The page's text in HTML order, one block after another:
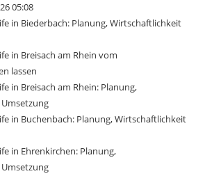
05:08
in Biederbach: Planung, Wirtschaftlichkeit
in Breisach am Rhein vom
lassen
in Breisach am Rhein: Planung,
in Buchenbach: Planung, Wirtschaftlichkeit
in Ehrenkirchen: Planung,